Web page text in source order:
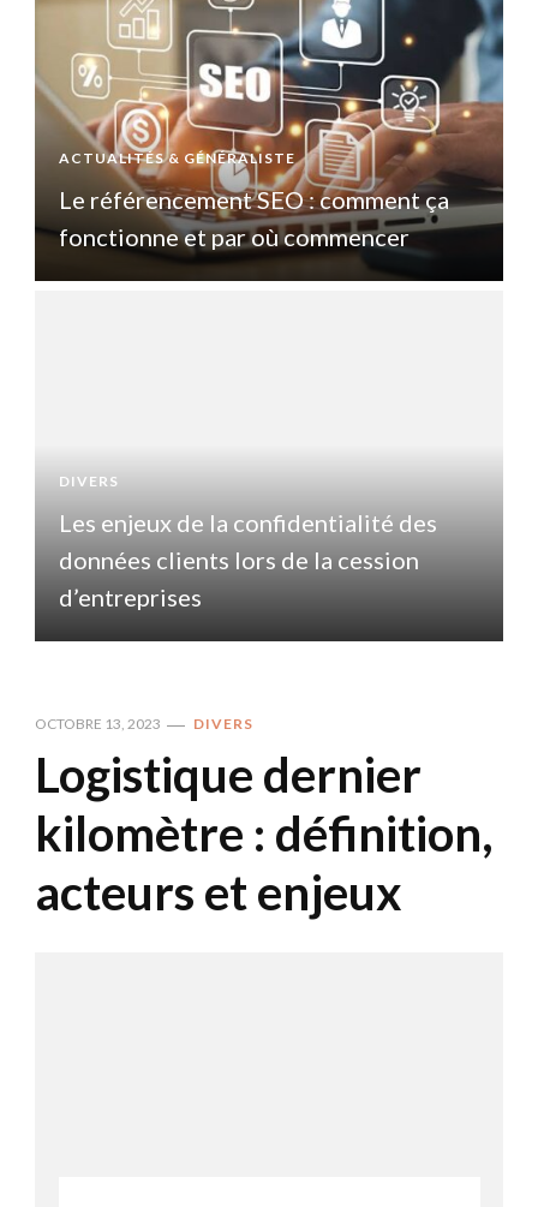
ACTUALITÉS & GÉNÉRALISTE
Le référencement SEO : comment ça
fonctionne et par où commencer
DIVERS
Les enjeux de la confidentialité des
données clients lors de la cession
d’entreprises
OCTOBRE 13, 2023 DIVERS
Logistique dernier
kilomètre : définition,
acteurs et enjeux